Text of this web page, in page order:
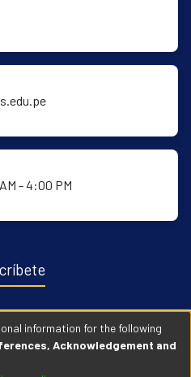
- 4:00 PM
publicaciones y eventos
ingresa Aqui →
information for the following
Acknowledgement and